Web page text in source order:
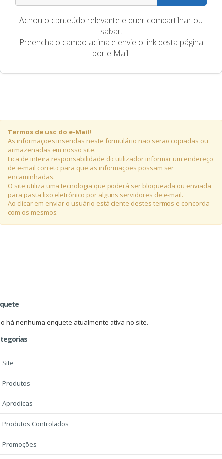
Achou o conteúdo relevante e quer compartilhar ou
salvar.
Preencha o campo acima e envie o link desta página
por e-Mail.
Termos de uso do e-Mail!
As informações inseridas neste formulário não serão copiadas ou
armazenadas em nosso site.
Fica de inteira responsabilidade do utilizador informar um endereço
de e-mail correto para que as informações possam ser
encaminhadas.
O site utiliza uma tecnologia que poderá ser bloqueada ou enviada
para pasta lixo eletrônico por alguns servidores de e-mail.
Ao clicar em enviar o usuário está ciente destes termos e concorda
com os mesmos.
há nenhuma enquete atualmente ativa no site.
Site
Produtos
Aprodicas
Produtos Controlados
Promoções